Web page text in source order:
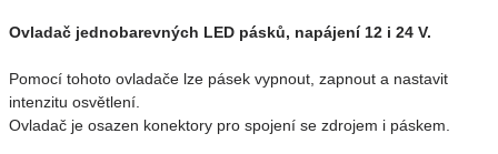
Ovladač jednobarevných LED pásků, napájení 12 i 24 V.
Pomocí tohoto ovladače lze pásek vypnout, zapnout a nastavit
intenzitu osvětlení.
Ovladač je osazen konektory pro spojení se zdrojem i páskem.